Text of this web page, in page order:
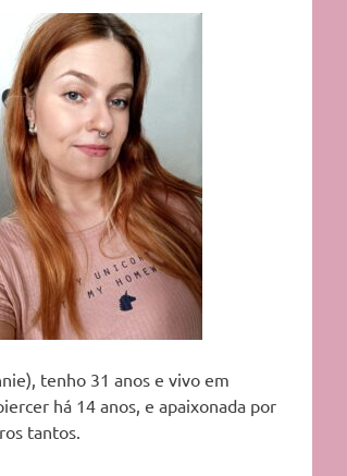
tenho 31 anos e vivo em
há 14 anos, e apaixonada por
tantos.